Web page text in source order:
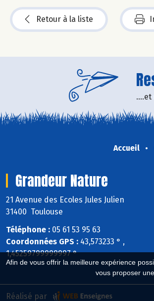
Afin de vous offrir la meilleure expérience
vous proposer
Retour à la liste
Accueil
Grandeur Nature
21 Avenue des Ecoles Jules Julien
31400 Toulouse
Téléphone : 05 61 53 95 63
Coordonnées GPS : 43,573233 ° ,
1,45259799999997 °
Réalisé par